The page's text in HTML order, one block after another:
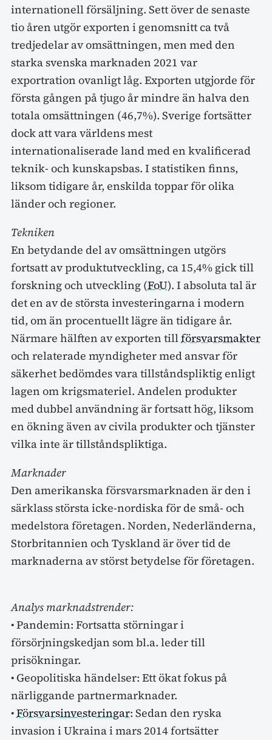
internationell försäljning. Sett över de senaste
tio åren utgör exporten i genomsnitt ca två
tredjedelar av omsättningen, men med den
starka svenska marknaden 2021 var
exportration ovanligt låg. Exporten utgjorde för
första gången på tjugo år mindre än halva den
totala omsättningen (46,7%). Sverige fortsätter
dock att vara världens mest
internationaliserade land med en kvalificerad
teknik- och kunskapsbas. I statistiken finns,
liksom tidigare år, enskilda toppar för olika
länder och regioner.
Tekniken
En betydande del av omsättningen utgörs
fortsatt av produktutveckling, ca 15,4% gick till
forskning och utveckling (FoU). I absoluta tal är
det en av de största investeringarna i modern
tid, om än procentuellt lägre än tidigare år.
Närmare hälften av exporten tillförsvarsmakter
och relaterade myndigheter med ansvar för
säkerhet bedömdes vara tillståndspliktig enligt
lagen om krigsmateriel. Andelen produkter
med dubbel användning är fortsatt hög, liksom
en ökning även av civila produkter och tjänster
vilka inte är tillståndspliktiga.
Marknader
Den amerikanska försvarsmarknaden är den i
särklass största icke-nordiska för de små- och
medelstora företagen. Norden, Nederländerna,
Storbritannien och Tyskland är över tid de
marknaderna av störst betydelse för företagen.
Analys marknadstrender:
• Pandemin: Fortsatta störningar i
försörjningskedjan som bl.a. leder till
prisökningar.
• Geopolitiska händelser: Ett ökat fokus på
närliggande partnermarknader.
•Försvarsinvesteringar: Sedan den ryska
invasion i Ukraina i mars 2014 fortsätter